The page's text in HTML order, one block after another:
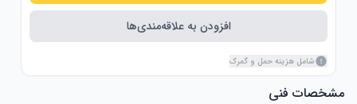
افزودن به علاقه‌مندی‌ها
شامل هزینه حمل و گمرک
مشخصات فنی